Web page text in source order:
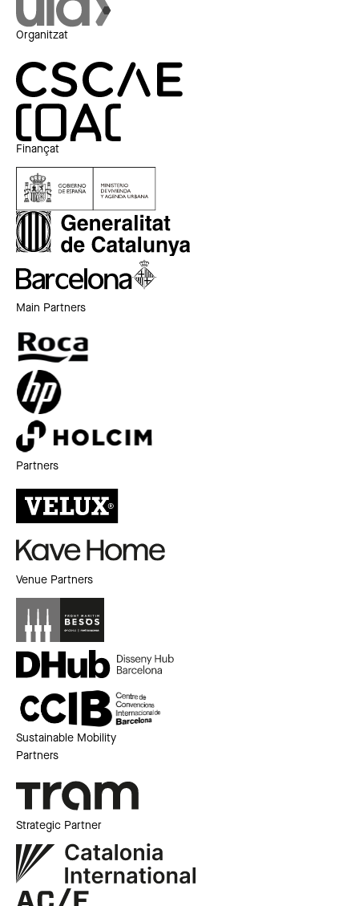
Organitzat
Finançat
Main Partners
Partners
Venue Partners
Sustainable Mobility
Partners
Strategic Partner